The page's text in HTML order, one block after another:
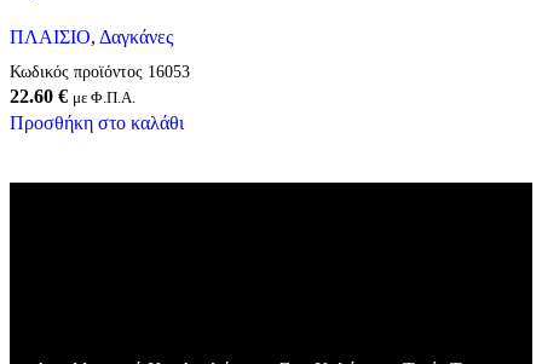
ΠΛΑΙΣΙΟ, Δαγκάνες
Κωδικός προϊόντος 16053
22.60 € με Φ.Π.Α.
Προσθήκη στο καλάθι